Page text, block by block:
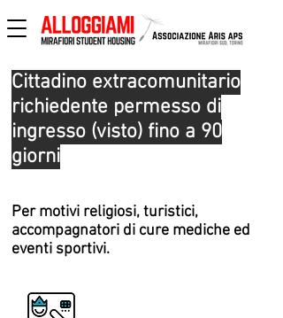
Cittadino extracomunitario
richiedente permesso di
ingresso (visto) fino a 90
giorni
Per motivi religiosi, turistici,
accompagnatori di cure mediche ed
eventi sportivi.